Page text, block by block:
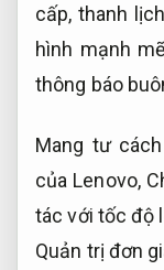
cấp, thanh
hình mạnh
thông báo
Mang tư
của Lenovo,
tác với tốc độ
Quản trị đơn